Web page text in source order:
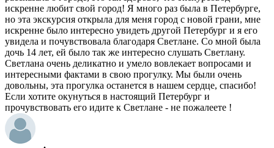
искренне любит свой город! Я много раз была в Петербурге,
но эта экскурсия открыла для меня город с новой грани, мне
искренне было интересно увидеть другой Петербург и я его
увидела и почувствовала благодаря Светлане. Со мной была
дочь 14 лет, ей было так же интересно слушать Светлану.
Светлана очень деликатно и умело вовлекает вопросами и
интересными фактами в свою прогулку. Мы были очень
довольны, эта прогулка останется в нашем сердце, спасибо!
Если хотите окунуться в настоящий Петербург и
прочувствовать его идите к Светлане - не пожалеете !